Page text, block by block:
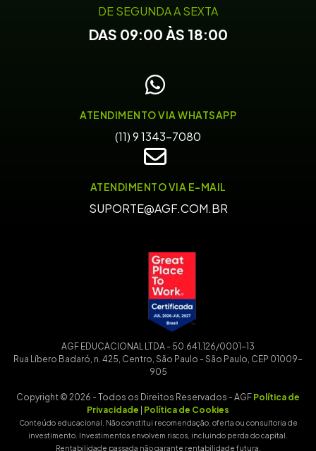
DE SEGUNDA A SEXTA
DAS 09:00 ÀS 18:00
ATENDIMENTO VIA WHATSAPP
(11) 9 1343-7080
ATENDIMENTO VIA E-MAIL
SUPORTE@AGF.COM.BR
AGF EDUCACIONAL LTDA - 50.641.126/0001-13
Rua Líbero Badaró, n. 425, Centro, São Paulo - São Paulo, CEP 01009-
905
Copyright © 2026 - Todos os Direitos Reservados - AGF Política de
Privacidade Política de Cookies
Conteúdo educacional. Não constitui recomendação, oferta ou consultoria de
investimento. Investimentos envolvem riscos, incluindo perda do capital.
Rentabilidade passada não garante rentabilidade futura.